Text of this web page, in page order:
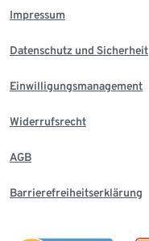
Impressum
Datenschutz und Sicherheit
Einwilligungsmanagement
Widerrufsrecht
AGB
Barrierefreiheitserklärung